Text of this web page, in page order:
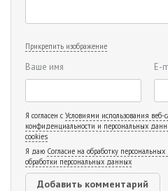
Прикрепить изображение
Ваше имя E-
Я согласен с Условиями использования веб-
конфиденциальности и персональных
cookies
Я даю Согласие на обработку
обработки персональных данных